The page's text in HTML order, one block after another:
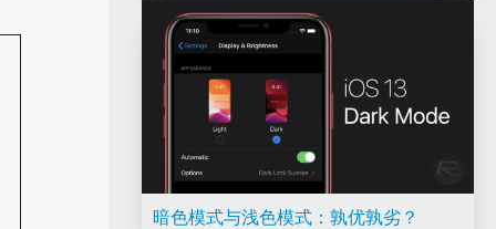
暗色模式与浅色模式：孰优孰劣？